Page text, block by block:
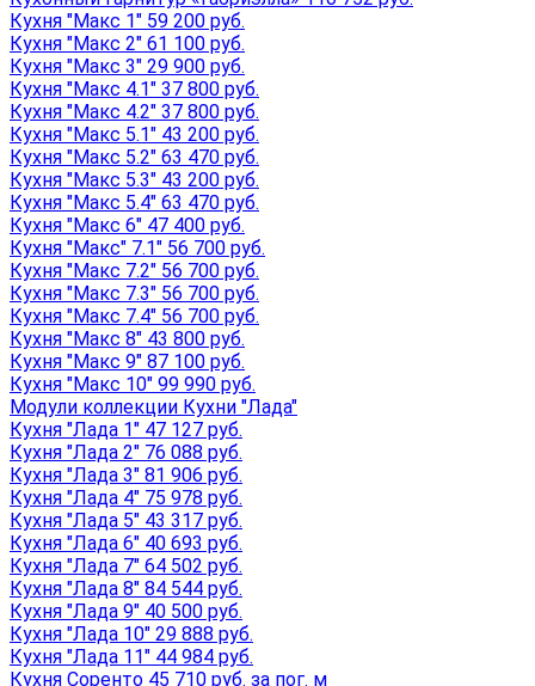
Кухня "Макс 1" 59 200 руб.
Кухня "Макс 2" 61 100 руб.
Кухня "Макс 3" 29 900 руб.
Кухня "Макс 4.1" 37 800 руб.
Кухня "Макс 4.2" 37 800 руб.
Кухня "Макс 5.1" 43 200 руб.
Кухня "Макс 5.2" 63 470 руб.
Кухня "Макс 5.3" 43 200 руб.
Кухня "Макс 5.4" 63 470 руб.
Кухня "Макс 6" 47 400 руб.
Кухня "Макс" 7.1" 56 700 руб.
Кухня "Макс 7.2" 56 700 руб.
Кухня "Макс 7.3" 56 700 руб.
Кухня "Макс 7.4" 56 700 руб.
Кухня "Макс 8" 43 800 руб.
Кухня "Макс 9" 87 100 руб.
Кухня "Макс 10" 99 990 руб.
Модули коллекции Кухни "Лада"
Кухня "Лада 1" 47 127 руб.
Кухня "Лада 2" 76 088 руб.
Кухня "Лада 3" 81 906 руб.
Кухня "Лада 4" 75 978 руб.
Кухня "Лада 5" 43 317 руб.
Кухня "Лада 6" 40 693 руб.
Кухня "Лада 7" 64 502 руб.
Кухня "Лада 8" 84 544 руб.
Кухня "Лада 9" 40 500 руб.
Кухня "Лада 10" 29 888 руб.
Кухня "Лада 11" 44 984 руб.
Кухня Соренто 45 710 руб. за пог. м